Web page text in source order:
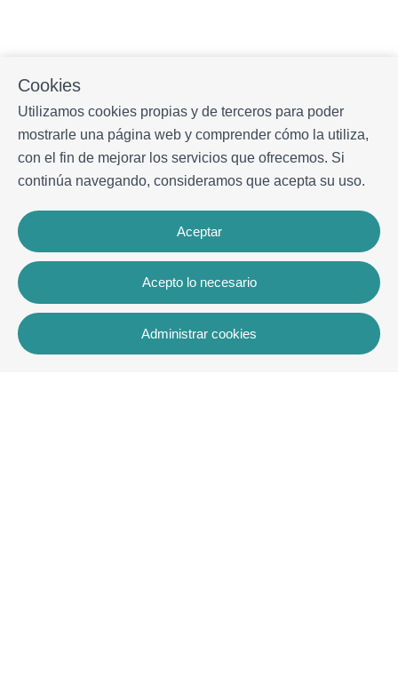
Cookies
Utilizamos cookies propias y de terceros para poder
mostrarle una página web y comprender cómo la utiliza,
con el fin de mejorar los servicios que ofrecemos. Si
continúa navegando, consideramos que acepta su uso.
Aceptar
Acepto lo necesario
Administrar cookies